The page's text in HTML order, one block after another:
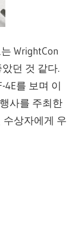
WrightCon
았던 것 같다.
4E를 보며 이
사를 주최한
수상자에게 우